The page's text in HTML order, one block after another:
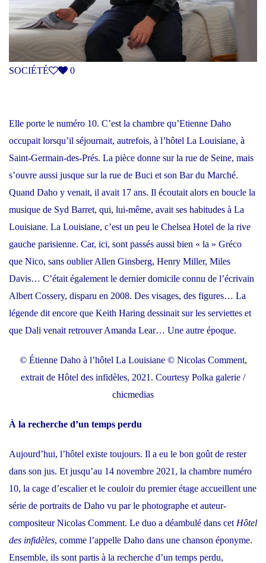
SOCIÉTÉ 0
Elle porte le numéro 10. C’est la chambre qu’Etienne Daho
occupait lorsqu’il séjournait, autrefois, à l’hôtel La Louisiane, à
Saint-Germain-des-Prés. La pièce donne sur la rue de Seine, mais
s’ouvre aussi jusque sur la rue de Buci et son Bar du Marché.
Quand Daho y venait, il avait 17 ans. Il écoutait alors en boucle la
musique de Syd Barret, qui, lui-même, avait ses habitudes à La
Louisiane. La Louisiane, c’est un peu le Chelsea Hotel de la rive
gauche parisienne. Car, ici, sont passés aussi bien « la » Gréco
que Nico, sans oublier Allen Ginsberg, Henry Miller, Miles
Davis… C’était également le dernier domicile connu de l’écrivain
Albert Cossery, disparu en 2008. Des visages, des figures… La
légende dit encore que Keith Haring dessinait sur les serviettes et
que Dali venait retrouver Amanda Lear… Une autre époque.
© Étienne Daho à l’hôtel La Louisiane © Nicolas Comment,
extrait de Hôtel des infidèles, 2021. Courtesy Polka galerie /
chicmedias
À la recherche d’un temps perdu
Aujourd’hui, l’hôtel existe toujours. Il a eu le bon goût de rester
dans son jus. Et jusqu’au 14 novembre 2021, la chambre numéro
10, la cage d’escalier et le couloir du premier étage accueillent une
série de portraits de Daho vu par le photographe et auteur-
compositeur Nicolas Comment. Le duo a déambulé dans cet Hôtel
des infidèles, comme l’appelle Daho dans une chanson éponyme.
Ensemble, ils sont partis à la recherche d’un temps perdu,